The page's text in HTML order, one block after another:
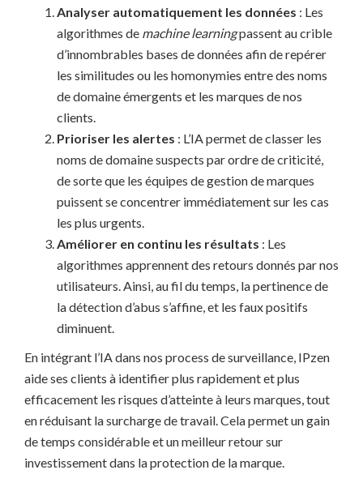
Analyser automatiquement les données : Les
algorithmes de machine learningpassent au crible
d’innombrables bases de données afin de repérer
les similitudes ou les homonymies entre des noms
de domaine émergents et les marques de nos
clients.
Prioriser les alertes : L’IA permet de classer les
noms de domaine suspects par ordre de criticité,
de sorte que les équipes de gestion de marques
puissent se concentrer immédiatement sur les cas
les plus urgents.
Améliorer en continu les résultats : Les
algorithmes apprennent des retours donnés par nos
utilisateurs. Ainsi, au fil du temps, la pertinence de
la détection d’abus s’affine, et les faux positifs
diminuent.
En intégrant l’IA dans nos process de surveillance, IPzen
aide ses clients à identifier plus rapidement et plus
efficacement les risques d’atteinte à leurs marques, tout
en réduisant la surcharge de travail. Cela permet un gain
de temps considérable et un meilleur retour sur
investissement dans la protection de la marque.